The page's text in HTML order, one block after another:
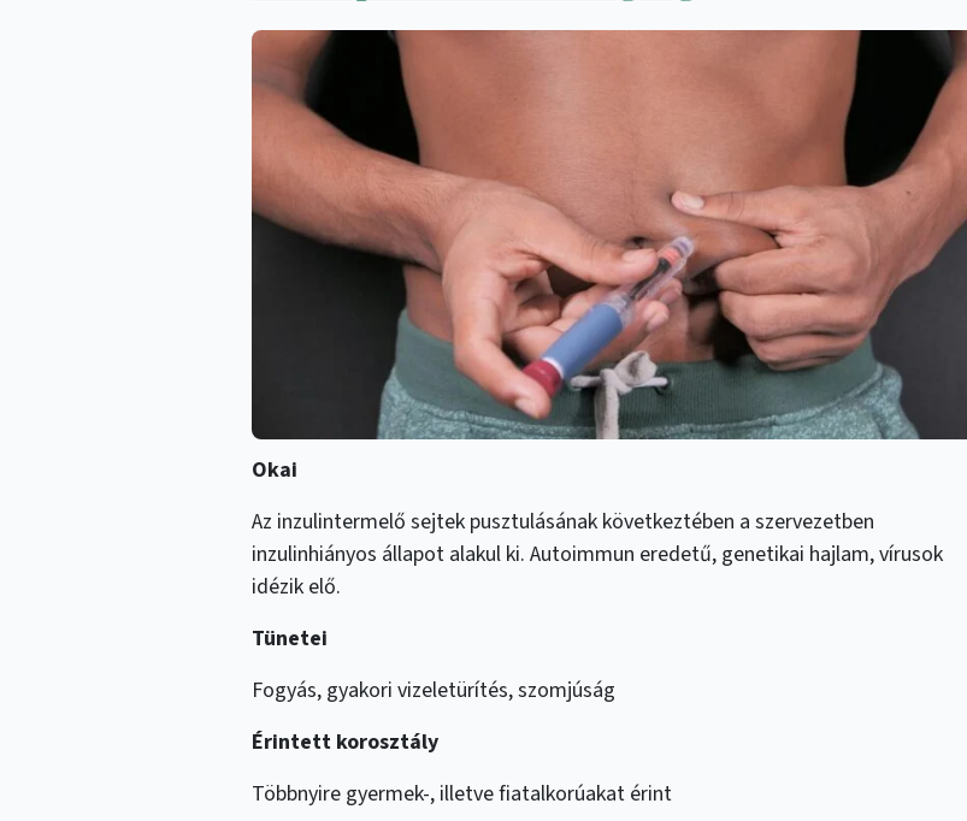
Okai
Az inzulintermelő sejtek pusztulásának következtében a szervezetben
inzulinhiányos állapot alakul ki. Autoimmun eredetű, genetikai hajlam, vírusok
idézik elő.
Tünetei
Fogyás, gyakori vizeletürítés, szomjúság
Érintett korosztály
Többnyire gyermek-, illetve fiatalkorúakat érint